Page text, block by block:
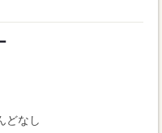
どなし